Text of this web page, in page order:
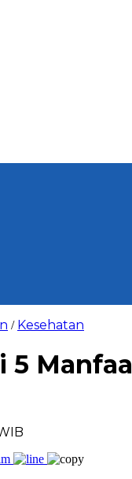
/ Kesehatan